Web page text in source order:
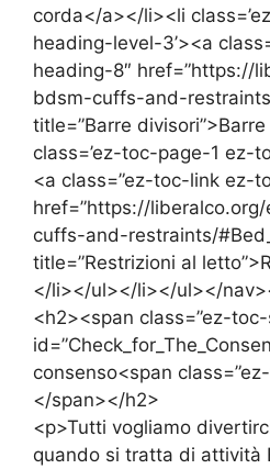
corda</a></li><li
heading-level-3’><a
heading-8″ href=”https://
bdsm-cuffs-and-
title=”Barre
class=’ez-toc-page-1 ez-
<a class=”ez-toc-link ez-
href=”https://
cuffs-and-restraints/
title=”Restrizioni al
</li></ul></li></ul></
<h2><span class=”ez-
consenso<span
</span></h2>
<p>Tutti vogliamo
quando si tratta di attività